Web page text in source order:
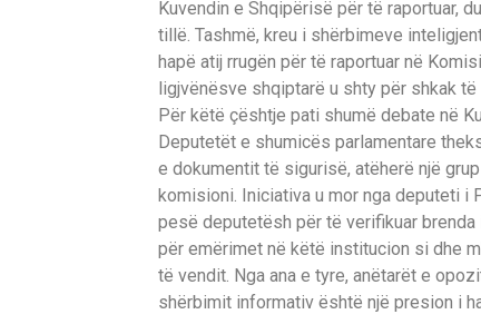
Kuvendin e Shqipërisë për të raportuar,
tillë. Tashmë, kreu i shërbimeve
hapë atij rrugën për të raportuar në
ligjvënësve shqiptarë u shty për shkak
Për këtë çështje pati shumë debate në
Deputetët e shumicës parlamentare
e dokumentit të sigurisë, atëherë një
komisioni. Iniciativa u mor nga deputeti i
pesë deputetësh për të verifikuar
për emërimet në këtë institucion si dhe
të vendit. Nga ana e tyre, anëtarët e
shërbimit informativ është një presion i